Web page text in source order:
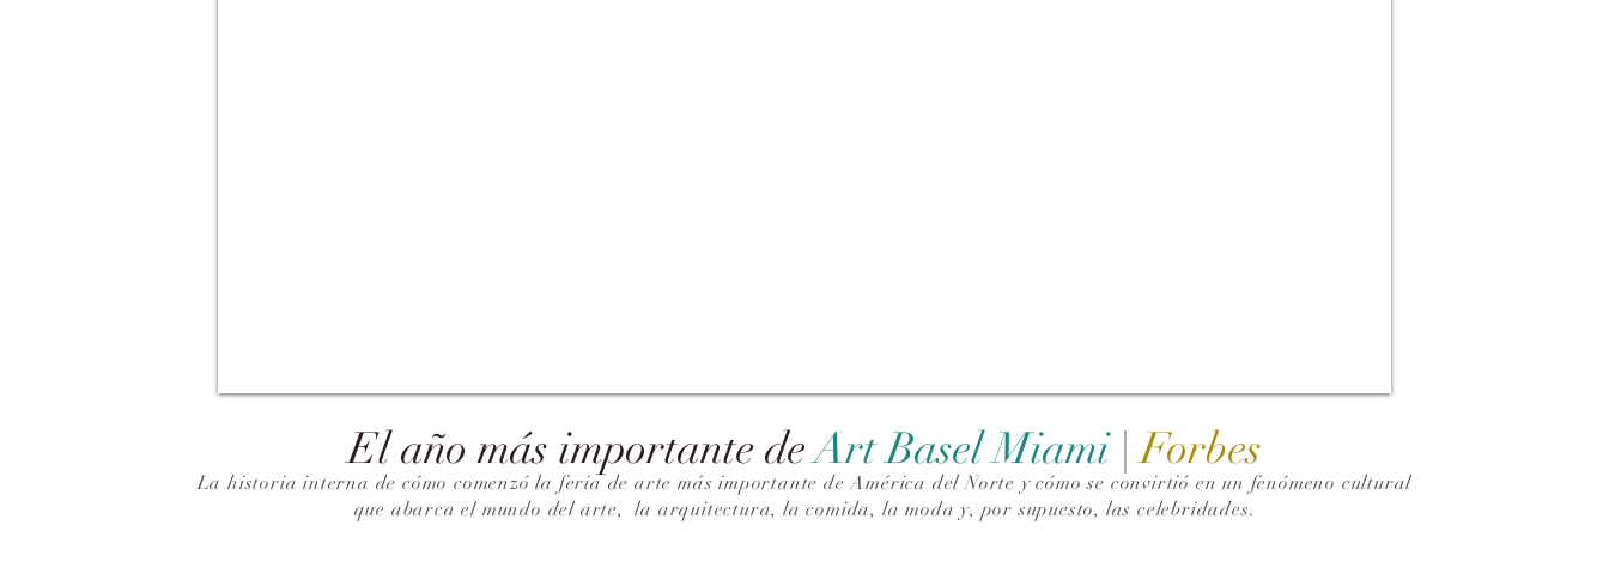
El año más importante deArt Basel Miami |Forbes
La historia interna de cómo comenzó la feria de arte más importante de América del Norte y cómo se convirtió en un fenómeno cultural
que abarca el mundo del arte,la arquitectura, la comida, la moda y, por supuesto, las celebridades.